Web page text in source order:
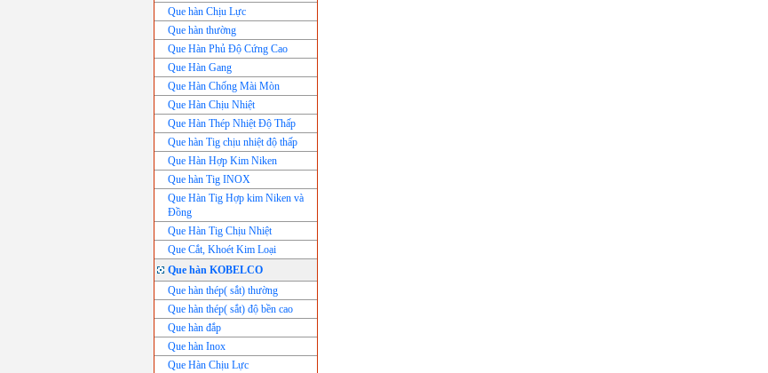
Que hàn Chịu Lực
Que hàn thường
Que Hàn Phủ Độ Cứng Cao
Que Hàn Gang
Que Hàn Chống Mài Mòn
Que Hàn Chịu Nhiệt
Que Hàn Thép Nhiệt Độ Thấp
Que hàn Tig chịu nhiệt độ thấp
Que Hàn Hợp Kim Niken
Que hàn Tig INOX
Que Hàn Tig Hợp kim Niken và
Đồng
Que Hàn Tig Chịu Nhiệt
Que Cắt, Khoét Kim Loại
Que hàn KOBELCO
Que hàn thép( sắt) thường
Que hàn thép( sắt) độ bền cao
Que hàn đắp
Que hàn Inox
Que Hàn Chịu Lực